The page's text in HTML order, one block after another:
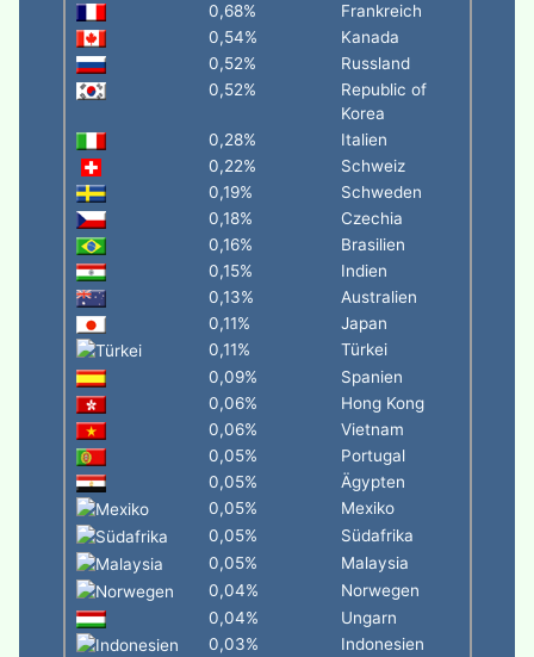
0,68%
Frankreich
0,54%
Kanada
0,52%
Russland
0,52%
Republic of
Korea
0,28%
Italien
0,22%
Schweiz
0,19%
Schweden
0,18%
Czechia
0,16%
Brasilien
0,15%
Indien
0,13%
Australien
0,11%
Japan
0,11%
Türkei
0,09%
Spanien
0,06%
Hong Kong
0,06%
Vietnam
0,05%
Portugal
0,05%
Ägypten
0,05%
Mexiko
0,05%
Südafrika
0,05%
Malaysia
0,04%
Norwegen
0,04%
Ungarn
0,03%
Indonesien